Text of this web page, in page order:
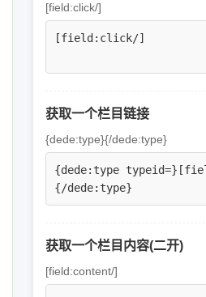
[field:click/]
获取一个栏目链接
{dede:type}{/dede:type}
获取一个栏目内容(二开)
[field:content/]